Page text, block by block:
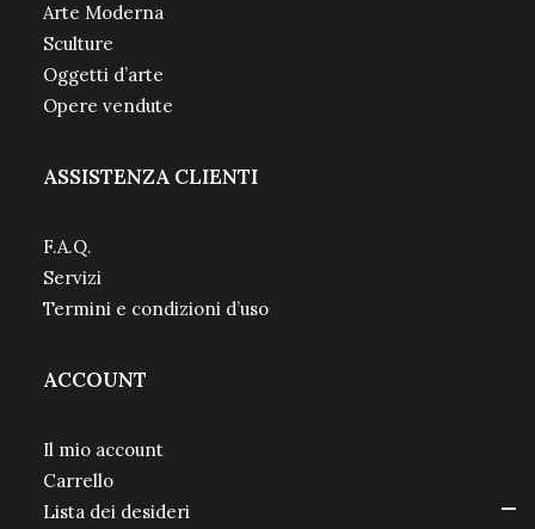
Arte Moderna
Sculture
Oggetti d’arte
Opere vendute
ASSISTENZA CLIENTI
F.A.Q.
Servizi
Termini e condizioni d’uso
ACCOUNT
Il mio account
Carrello
Lista dei desideri